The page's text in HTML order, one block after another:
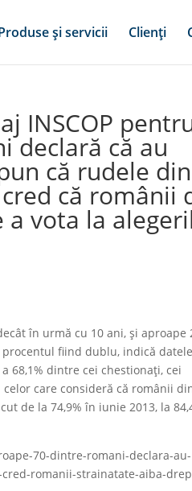
și servicii Clienți
INSCOP
declară că au
că rudele din
că românii
vota la
în urmă cu 10 ani, şi aproape
fiind dublu, indică datele
68,1% dintre cei chestionaţi, cei
care consideră că românii
de la 74,9% în iunie 2013, la
70-dintre-romani-declara-au-
romanii-strainatate-aiba-